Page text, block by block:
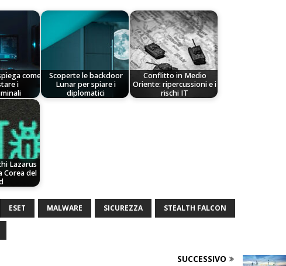
come
i
Scoperte le backdoor
Lunar per spiare i
diplomatici
Conflitto in Medio
Oriente: ripercussioni e i
rischi IT
Lazarus
Corea del
ESET MALWARE SICUREZZA STEALTH FALCON
SUCCESSIVO